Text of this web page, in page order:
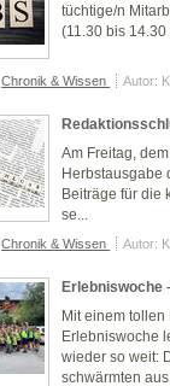
tüchtige/n
(11.30 bis 14.30
Chronik & Wissen Autor:
Am Freitag,
Herbstausgabe
Beiträge für die
se...
Chronik & Wissen Autor:
Erlebniswoche
Mit einem
Erlebniswoche
wieder so weit:
schwärmten aus,